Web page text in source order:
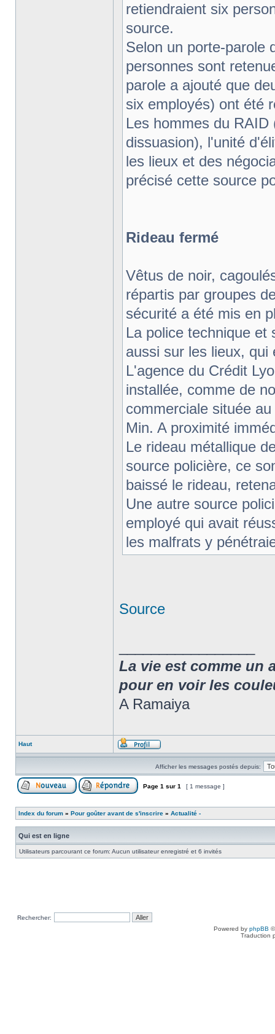
retiendraient six
source.
Selon un porte-parole
personnes sont
parole a ajouté que
six employés) ont été
Les hommes du
dissuasion), l'unité
les lieux et des
précisé cette source
Rideau fermé
Vêtus de noir,
répartis par groupes
sécurité a été mis en
La police technique et
aussi sur les lieux, qui
L'agence du Crédit
installée, comme de
commerciale située
Min. A proximité
Le rideau métallique
source policière, ce
baissé le rideau,
Une autre source
employé qui avait
les malfrats y
Source
La vie est comme un
pour en voir les
A Ramaiya
Haut
Afficher les messages postés depuis:
Page 1 sur 1 [ 1 message ]
Index du forum » Pour goûter avant de s'inscrire » Actualité -
Qui est en ligne
Utilisateurs parcourant ce forum: Aucun utilisateur enregistré et 6 invités
Rechercher:
Powered by phpBB
Traduction